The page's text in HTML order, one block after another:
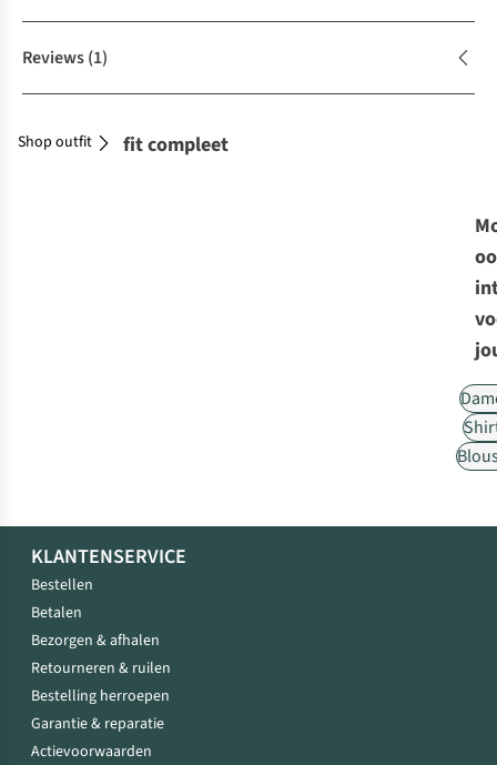
Reviews(1)
Maak je outfit compleet
Shop outfit
KLANTENSERVICE
Bestellen
Betalen
Bezorgen & afhalen
Retourneren & ruilen
Bestelling herroepen
Garantie & reparatie
Actievoorwaarden